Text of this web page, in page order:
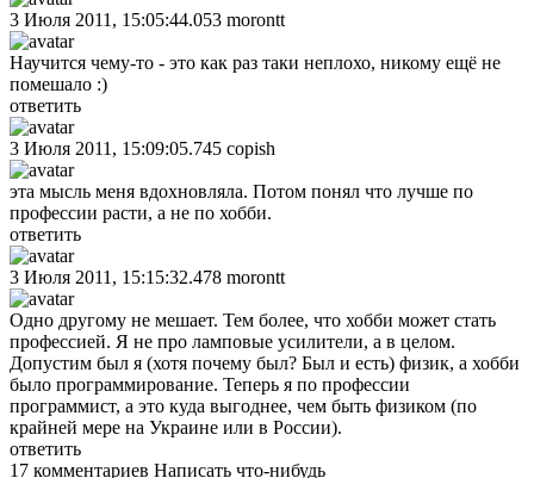
3 Июля 2011, 15:05:44.053 morontt
Научится чему-то - это как раз таки неплохо, никому ещё не
помешало :)
ответить
3 Июля 2011, 15:09:05.745 copish
эта мысль меня вдохновляла. Потом понял что лучше по
профессии расти, а не по хобби.
ответить
3 Июля 2011, 15:15:32.478 morontt
Одно другому не мешает. Тем более, что хобби может стать
профессией. Я не про ламповые усилители, а в целом.
Допустим был я (хотя почему был? Был и есть) физик, а хобби
было программирование. Теперь я по профессии
программист, а это куда выгоднее, чем быть физиком (по
крайней мере на Украине или в России).
ответить
17 комментариев Написать что-нибудь